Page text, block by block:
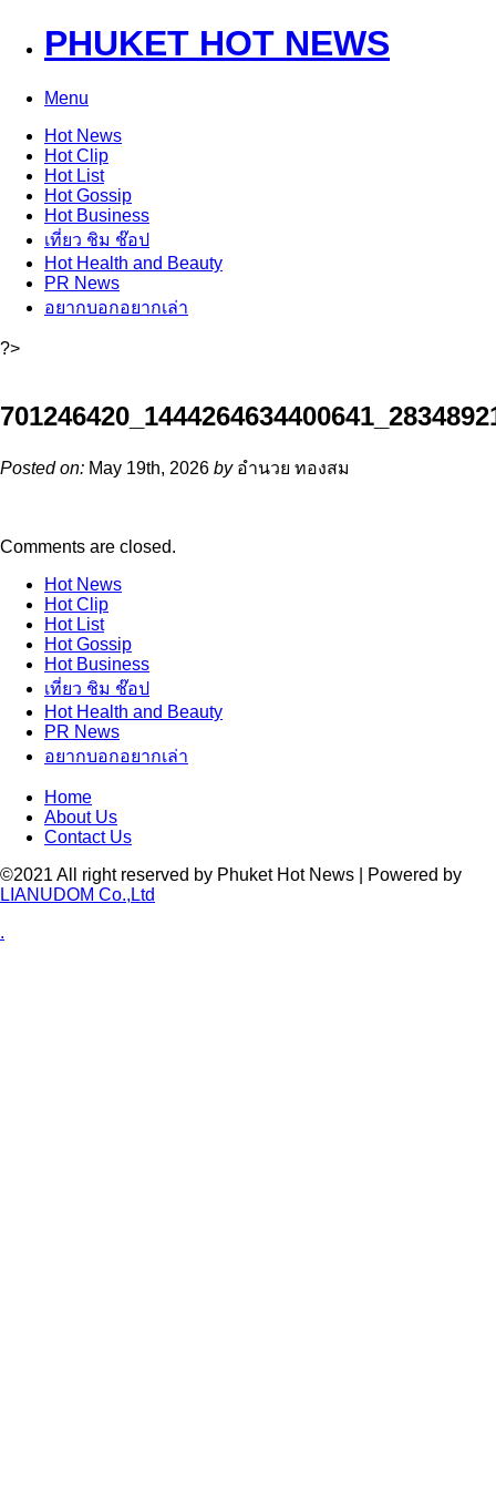
PHUKET HOT NEWS
Menu
HotNews
HotClip
HotList
HotGossip
HotBusiness
เที่ยว ชิม ช๊อป
HotHealth and Beauty
PR News
อยากบอกอยากเล่า
?>
Posted on: May 19th, 2026 byอำนวย ทองสม
Comments are closed.
HotNews
HotClip
HotList
HotGossip
HotBusiness
เที่ยว ชิม ช๊อป
HotHealth and Beauty
PR News
อยากบอกอยากเล่า
Home
About Us
Contact Us
©2021 All right reserved by Phuket Hot News | Powered by
LIANUDOM Co.,Ltd
.